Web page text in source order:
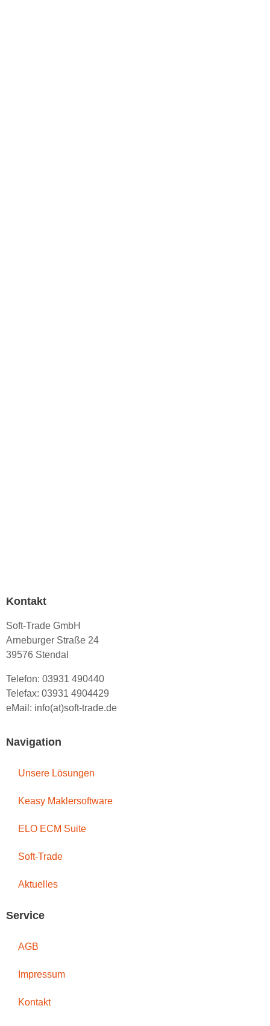
Kontakt
Soft-Trade GmbH
Arneburger Straße 24
39576 Stendal
Telefon: 03931 490440
Telefax: 03931 4904429
eMail: info(at)soft-trade.de
Navigation
Unsere Lösungen
Keasy Maklersoftware
ELO ECM Suite
Soft-Trade
Aktuelles
Service
AGB
Impressum
Kontakt